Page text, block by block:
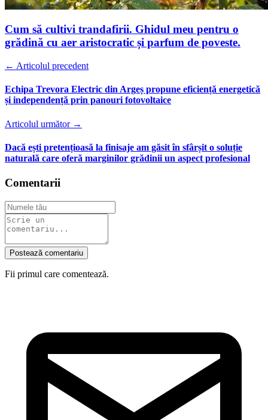
Cum să cultivi trandafirii. Ghidul meu pentru o
grădină cu aer aristocratic și parfum de poveste.
← Articolul precedent
Echipa Trevora Electric din Argeș propune eficiență energetică
și independență prin panouri fotovoltaice
Articolul următor →
Dacă ești pretențioasă la finisaje am găsit în sfârșit o soluție
naturală care oferă marginilor grădinii un aspect profesional
Comentarii
Postează comentariu
Fii primul care comentează.